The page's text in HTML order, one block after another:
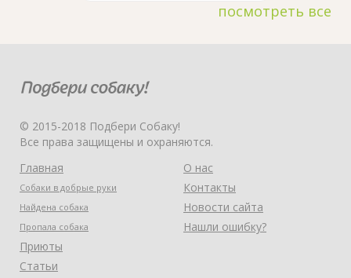
посмотреть все
© 2015-2018 Подбери Собаку!
Все права защищены и охраняются.
Главная
Собаки в добрые руки
Найдена собака
Пропала собака
Приюты
Статьи
О нас
Контакты
Новости сайта
Нашли ошибку?